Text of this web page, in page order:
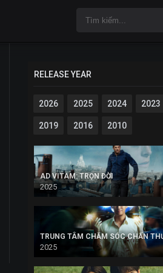
RELEASE YEAR
2026 2025 2024 2023
2019 2016 2010
AD VITAM: TRỌN ĐỜI
2025
TRUNG TÂM CHĂM SÓC CHẤN
2025